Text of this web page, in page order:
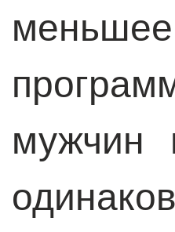
мужчин